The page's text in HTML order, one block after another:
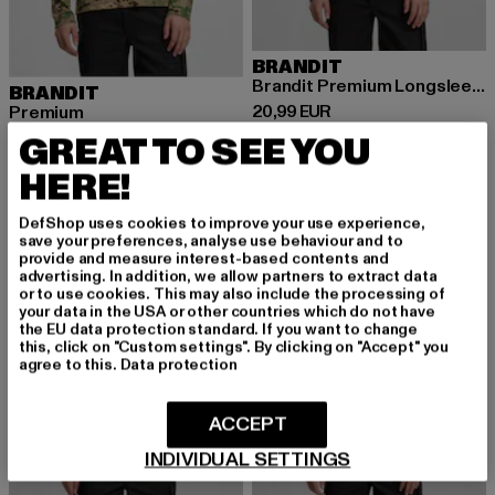
BRANDIT
Premium
20,89 EUR
Derzeitiger Preis: 20,89 EUR
BRANDIT
Brandit Premium Longsleeve Shirt
20,99 EUR
Derzeitiger Preis: 20,99 EUR
GREAT TO SEE YOU
HERE!
DefShop uses cookies to improve your use experience,
save your preferences, analyse use behaviour and to
provide and measure interest-based contents and
advertising. In addition, we allow partners to extract data
or to use cookies. This may also include the processing of
your data in the USA or other countries which do not have
the EU data protection standard. If you want to change
this, click on "Custom settings". By clicking on "Accept" you
agree to this. Data protection
INDIVIDUAL SETTINGS
ACCEPT